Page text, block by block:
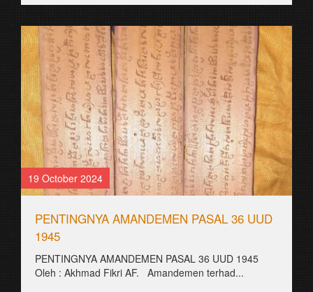
19 October 2024
PENTINGNYA AMANDEMEN PASAL 36 UUD
1945
PENTINGNYA AMANDEMEN PASAL 36 UUD 1945
Oleh : Akhmad Fikri AF. Amandemen terhad...